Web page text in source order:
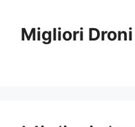
contenuto
Migliori Droni